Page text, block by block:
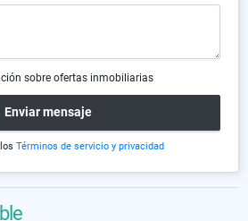
sobre ofertas inmobiliarias
Enviar mensaje
Términos de servicio y privacidad